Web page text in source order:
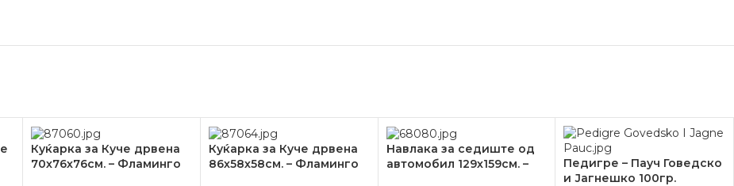
Куќарка за Куче дрвена
70х76х76см. – Фламинго
Куќарка за Куче дрвена
86х58х58см. – Фламинго
Навлака за седиште од
автомобил 129х159см. –
Педигре – Пауч Говедско
и Јагнешко 100гр.